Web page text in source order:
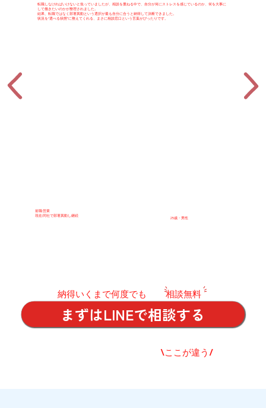
転職しなければいけないと焦っていましたが、相談を重ねる中で、自分が何にストレスを感じているのか、何を大事に
して働きたいのかが整理されました。
結果、転職ではなく部署異動という選択が最も自分に合うと納得して決断できました。
状況を“選べる状態”に整えてくれる、まさに相談窓口という言葉がぴったりです。
前職:営業
現在:同社で部署異動し継続
25歳・男性
​納得いくまで何度でも 相談無料
まずはLINEで相談する
\ここが違う/